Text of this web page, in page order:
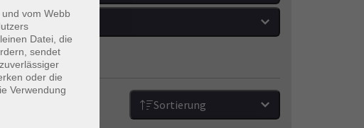
Sortierung
vom Webb
Datei, die
sendet
oder die
Verwendung